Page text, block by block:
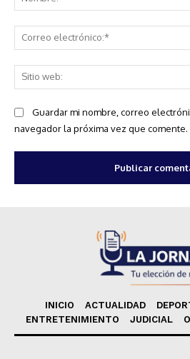
Guardar mi nombre, correo
navegador la próxima vez que comente.
INICIO ACTUALIDAD
ENTRETENIMIENTO
JUDICIAL